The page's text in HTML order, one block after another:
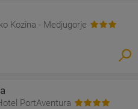
Kozina - Medjugorje
PortAventura